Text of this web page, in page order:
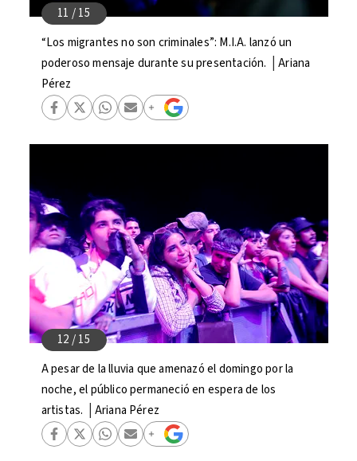
“Los migrantes no son criminales”: M.I.A. lanzó un
poderoso mensaje durante su presentación. │Ariana
Pérez
A pesar de la lluvia que amenazó el domingo por la
noche, el público permaneció en espera de los
artistas. │Ariana Pérez